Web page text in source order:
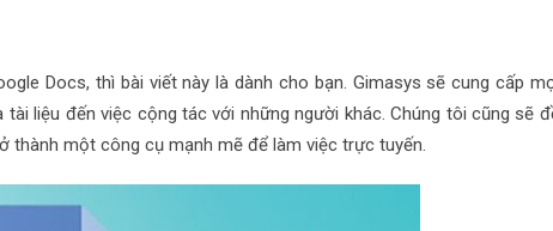
Docs, thì bài viết này là dành cho bạn. Gimasys sẽ cung cấp
liệu đến việc cộng tác với những người khác. Chúng tôi cũng sẽ
thành một công cụ mạnh mẽ để làm việc trực tuyến.